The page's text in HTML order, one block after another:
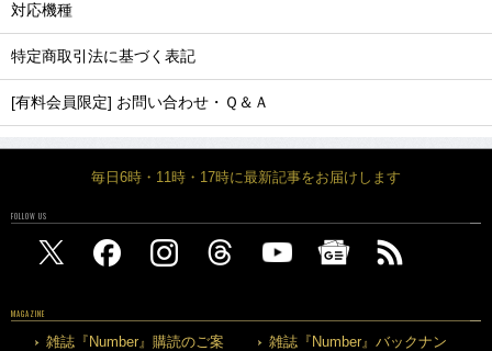
対応機種
特定商取引法に基づく表記
[有料会員限定] お問い合わせ・Ｑ＆Ａ
毎日6時・11時・17時に最新記事をお届けします
FOLLOW US
MAGAZINE
雑誌『Number』購読のご案
雑誌『Number』バックナン